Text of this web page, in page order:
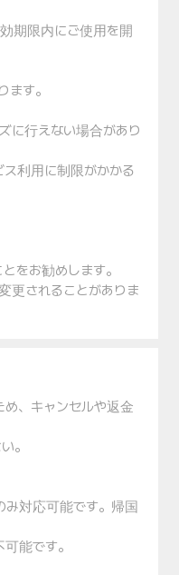
期限内にご使用を開
す。
に行えない場合があり
ス利用に制限がかかる
をお勧めします。
更されることがありま
、キャンセルや返金
。
み対応可能です。帰国
能です。